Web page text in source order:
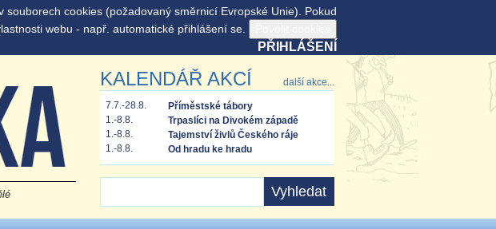
cookies (požadovaný směrnicí Evropské Unie). Pokud
webu - např. automatické přihlášení se.
PŘIHLÁŠENÍ
KALENDÁŘ AKCÍ další akce...
7.7.-28.8.
Příměstské tábory
1.-8.8.
Trpaslíci na Divokém západě
1.-8.8.
Tajemství živlů Českého ráje
1.-8.8.
Od hradu ke hradu